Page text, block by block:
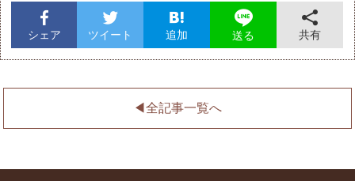
シェア ツイート 追加 送る 共有
◀︎全記事一覧へ